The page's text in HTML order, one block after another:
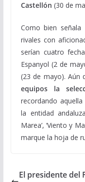
Castellón (30 de
Como bien
rivales con
serían cuatro
Espanyol (2 de
(23 de mayo). Aún
equipos la
recordando
la entidad
Marea’, ‘Viento y
marque la hoja de
El presidente del